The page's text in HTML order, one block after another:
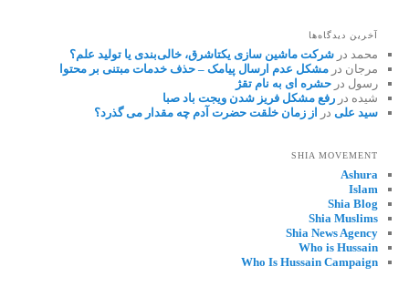
آخرین دیدگاه‌ها
محمد درشرکت ماشین سازی یکتاشرق، خالی‌بندی یا تولید علم؟
مرجان درمشکل عدم ارسال پیامک – حذف خدمات مبتنی بر محتوا
رسول درحشره ای به نام تقژ
شیده دررفع مشکل فریز شدن ویجت باد صبا
سید علی در از زمان خلقت حضرت آدم چه مقدار می گذرد؟
SHIA MOVEMENT
Ashura
Islam
Shia Blog
Shia Muslims
Shia News Agency
Who is Hussain
Who Is Hussain Campaign